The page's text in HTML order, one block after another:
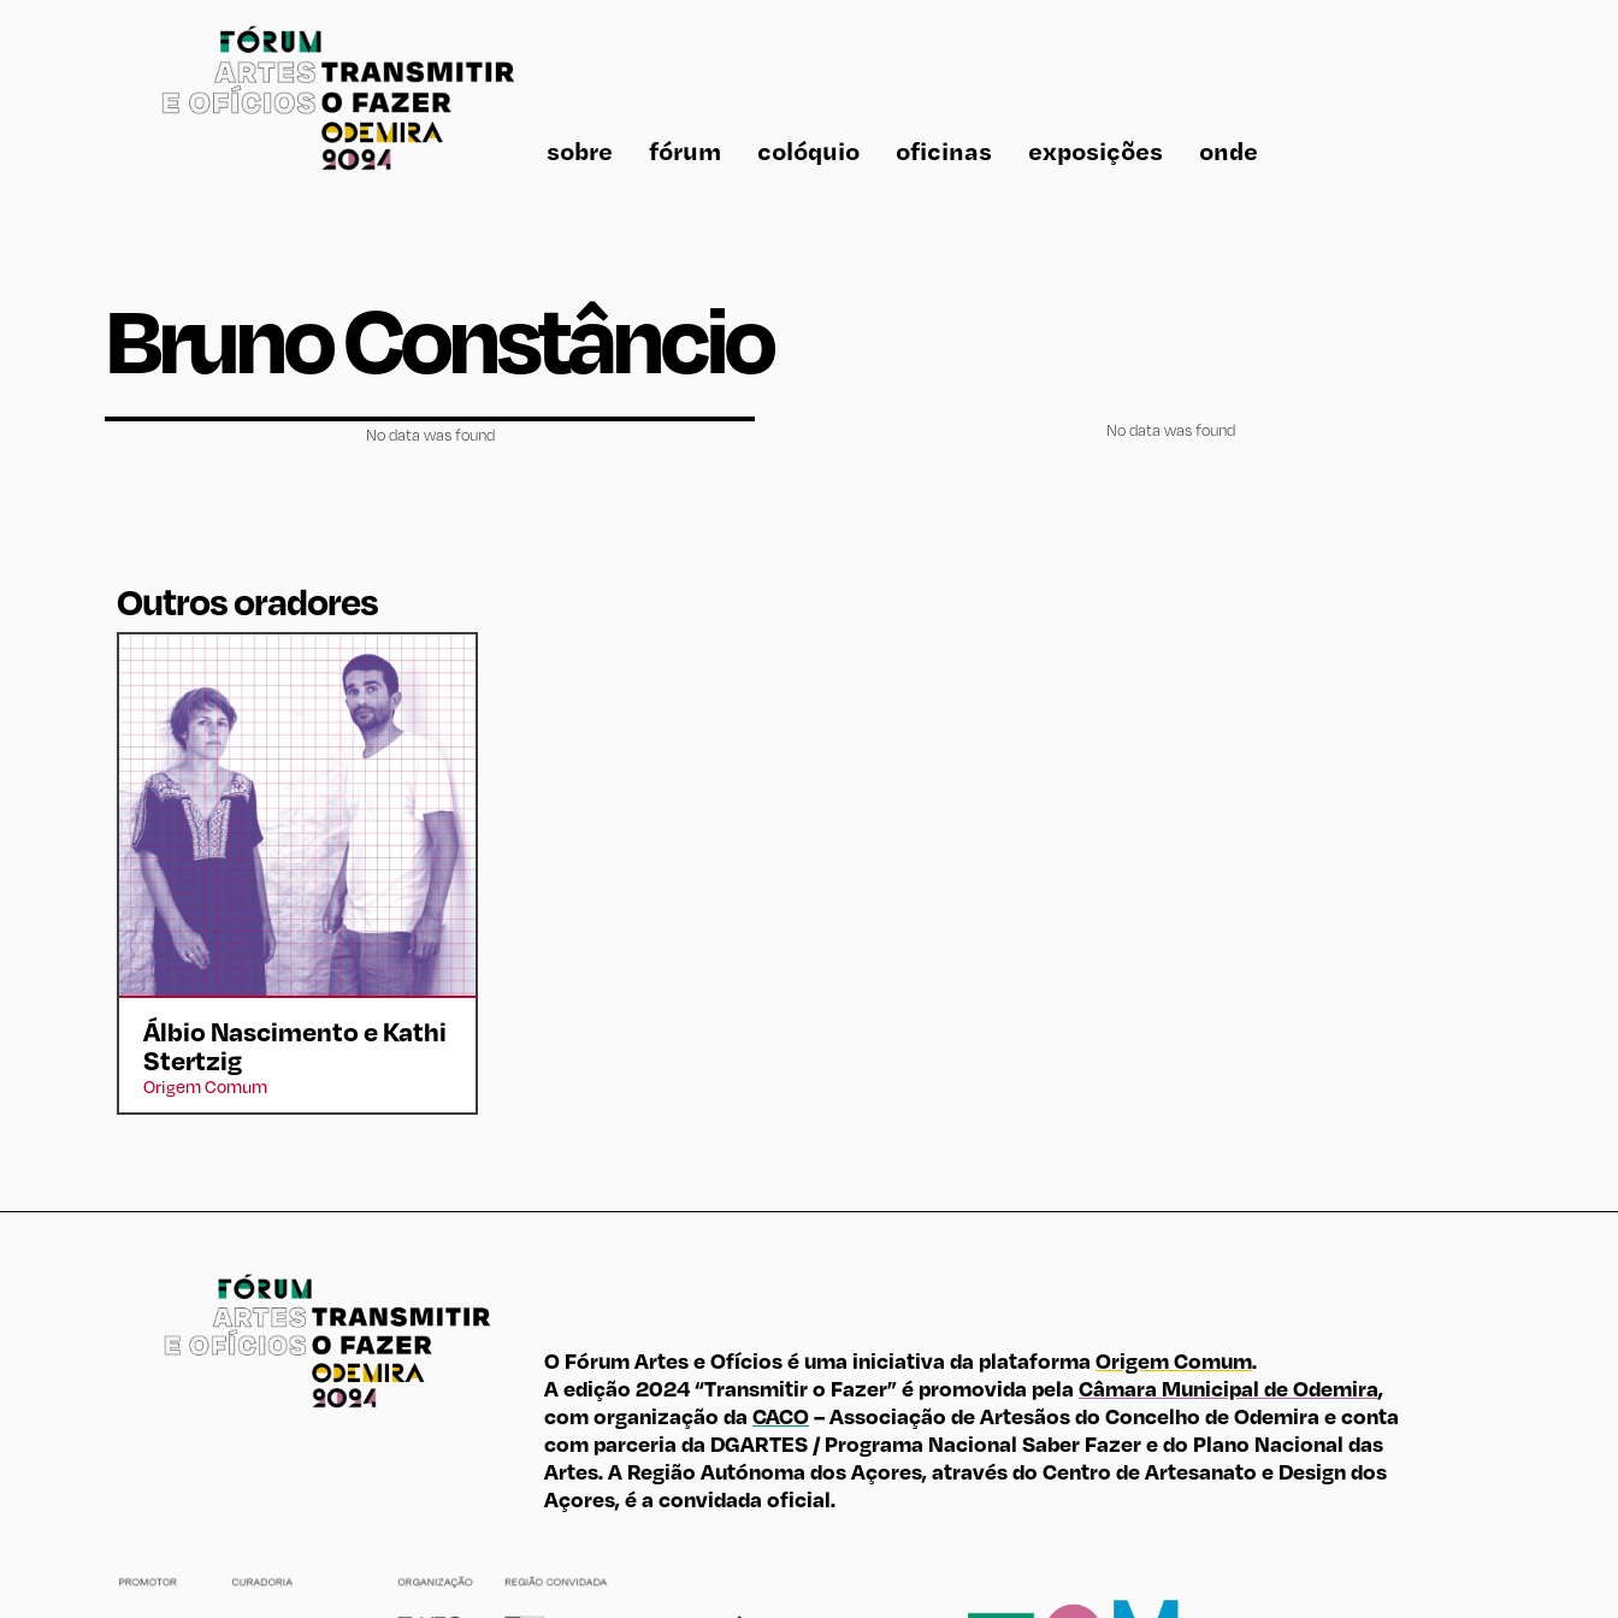
sobre fórum colóquio oficinas exposições onde
Bruno Constâncio
No data was found No data was found
Outros oradores
Álbio Nascimento e Kathi
Stertzig
Origem Comum
O Fórum Artes e Ofícios é uma iniciativa da plataforma Origem Comum.
A edição 2024 “Transmitir o Fazer” é promovida pela Câmara Municipal de Odemira,
com organização da CACO– Associação de Artesãos do Concelho de Odemira e conta
com parceria da DGARTES / Programa Nacional Saber Fazer e do Plano Nacional das
Artes. A Região Autónoma dos Açores, através do Centro de Artesanato e Design dos
Açores, é a convidada oficial.